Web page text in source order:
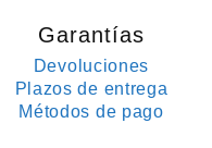
Garantías
Devoluciones
Plazos de entrega
Métodos de pago